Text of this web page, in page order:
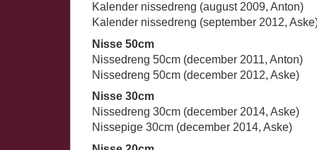
Kalender nissedreng (august 2009, Anton)
Kalender nissedreng (september 2012,
Nisse 50cm
Nissedreng 50cm (december 2011, Anton)
Nissedreng 50cm (december 2012, Aske)
Nisse 30cm
Nissedreng 30cm (december 2014, Aske)
Nissepige 30cm (december 2014, Aske)